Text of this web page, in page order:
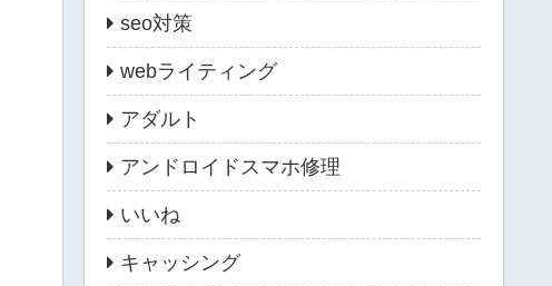
seo対策
webライティング
アダルト
アンドロイドスマホ修理
いいね
キャッシング